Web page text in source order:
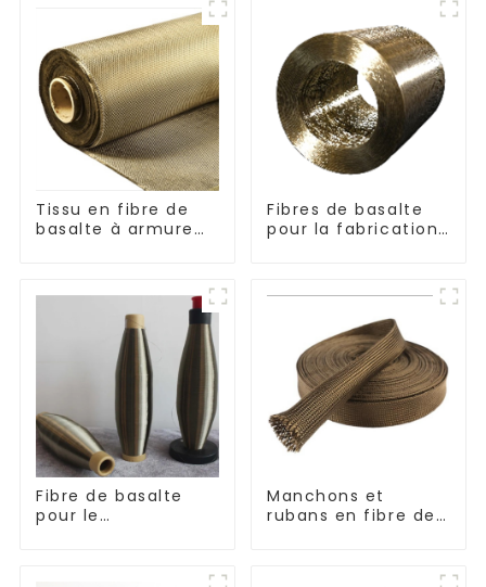
Tissu en fibre de
basalte à armure
Fibres de basalte
pour la fabrication
Fibre de basalte
pour le
Manchons et
rubans en fibre de